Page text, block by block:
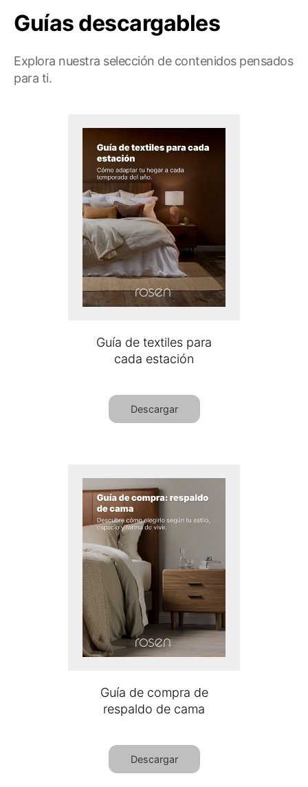
Guías descargables
Explora nuestra selección de contenidos pensados
para ti.
Guía de textiles para
cada estación
Descargar
Guía de compra de
respaldo de cama
Descargar